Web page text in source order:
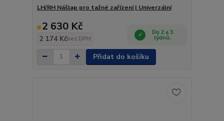
LH/RH Nášlap pro tažné zařízení | Univerzální
2 630 Kč
2 174 Kčbez DPH
Do 2 a 3
týdnů.
Přidat do košíku